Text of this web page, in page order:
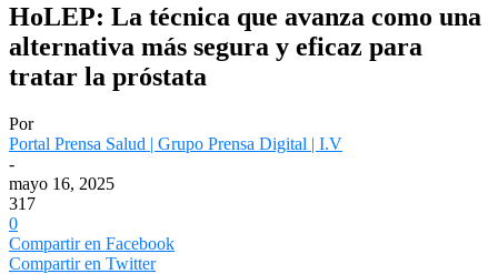
HoLEP: La técnica que avanza como una
alternativa más segura y eficaz para
tratar la próstata
Por
Portal Prensa Salud | Grupo Prensa Digital | I.V
-
mayo 16, 2025
317
0
Compartir en Facebook
Compartir en Twitter